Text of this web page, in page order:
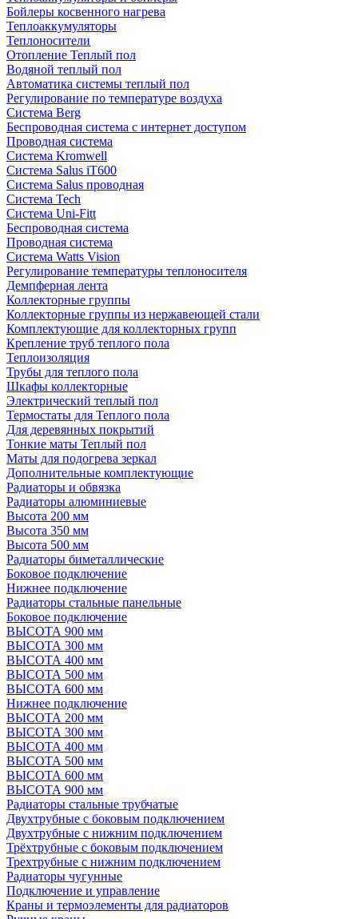
Бойлеры косвенного нагрева
Теплоаккумуляторы
Теплоносители
Отопление Теплый пол
Водяной теплый пол
Автоматика системы теплый пол
Регулирование по температуре воздуха
Система Berg
Беспроводная система с интернет доступом
Проводная система
Система Kromwell
Система Salus iT600
Система Salus проводная
Система Tech
Система Uni-Fitt
Беспроводная система
Проводная система
Система Watts Vision
Регулирование температуры теплоносителя
Демпферная лента
Коллекторные группы
Коллекторные группы из нержавеющей стали
Комплектующие для коллекторных групп
Крепление труб теплого пола
Теплоизоляция
Трубы для теплого пола
Шкафы коллекторные
Электрический теплый пол
Термостаты для Теплого пола
Для деревянных покрытий
Тонкие маты Теплый пол
Маты для подогрева зеркал
Дополнительные комплектующие
Радиаторы и обвязка
Радиаторы алюминиевые
Высота 200 мм
Высота 350 мм
Высота 500 мм
Радиаторы биметаллические
Боковое подключение
Нижнее подключение
Радиаторы стальные панельные
Боковое подключение
ВЫСОТА 900 мм
ВЫСОТА 300 мм
ВЫСОТА 400 мм
ВЫСОТА 500 мм
ВЫСОТА 600 мм
Нижнее подключение
ВЫСОТА 200 мм
ВЫСОТА 300 мм
ВЫСОТА 400 мм
ВЫСОТА 500 мм
ВЫСОТА 600 мм
ВЫСОТА 900 мм
Радиаторы стальные трубчатые
Двухтрубные с боковым подключением
Двухтрубные с нижним подключением
Трёхтрубные с боковым подключением
Трехтрубные с нижним подключением
Радиаторы чугунные
Подключение и управление
Краны и термоэлементы для радиаторов